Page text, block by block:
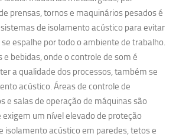
prensas, tornos e maquinários pesados é
de isolamento acústico para evitar
espalhe por todo o ambiente de trabalho.
bebidas, onde o controle de som é
a qualidade dos processos, também se
acústico. Áreas de controle de
e salas de operação de máquinas são
um nível elevado de proteção
isolamento acústico em paredes, tetos e